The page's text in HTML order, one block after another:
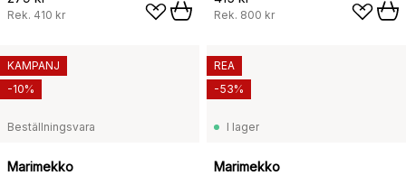
Rek. 410 kr Rek. 800 kr
Beställningsvara
Marimekko
KAMPANJ
-10%
I lager
Marimekko
REA
-53%